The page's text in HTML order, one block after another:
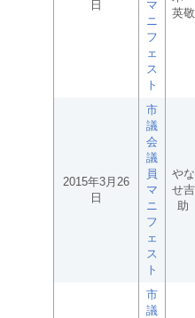
日
マ
ニ
フ
ェ
ス
ト
英敬
2015年3月26
日
市
議
会
議
員
マ
ニ
フ
ェ
ス
ト
やな
せ吉
助
市
議